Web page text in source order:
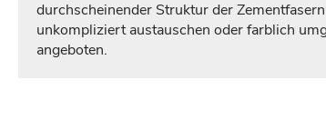
durchscheinender Struktur der
unkompliziert austauschen oder farblich
angeboten.